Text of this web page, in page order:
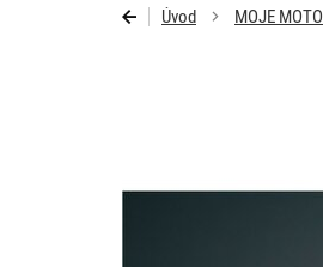
Úvod MOJE MOTO